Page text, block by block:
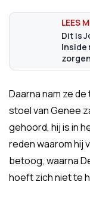
Dit is
Inside
Daarna nam ze
stoel van Genee
gehoord, hij is in
reden waarom hij
betoog, waarna
hoeft zich niet te